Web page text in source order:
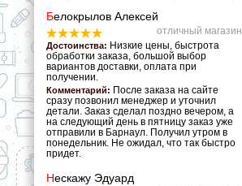
Белокрылов Алексей
отличный магазин
Достоинства: Низкие цены, быстрота
обработки заказа, большой выбор
вариантов доставки, оплата при
получении.
Комментарий: После заказа на сайте
сразу позвонил менеджер и уточнил
детали. Заказ сделал поздно вечером, а
на следующий день в пятницу заказ уже
отправили в Барнаул. Получил утром в
понедельник. Не ожидал, что так быстро
придет.
Нескажу Эдуард